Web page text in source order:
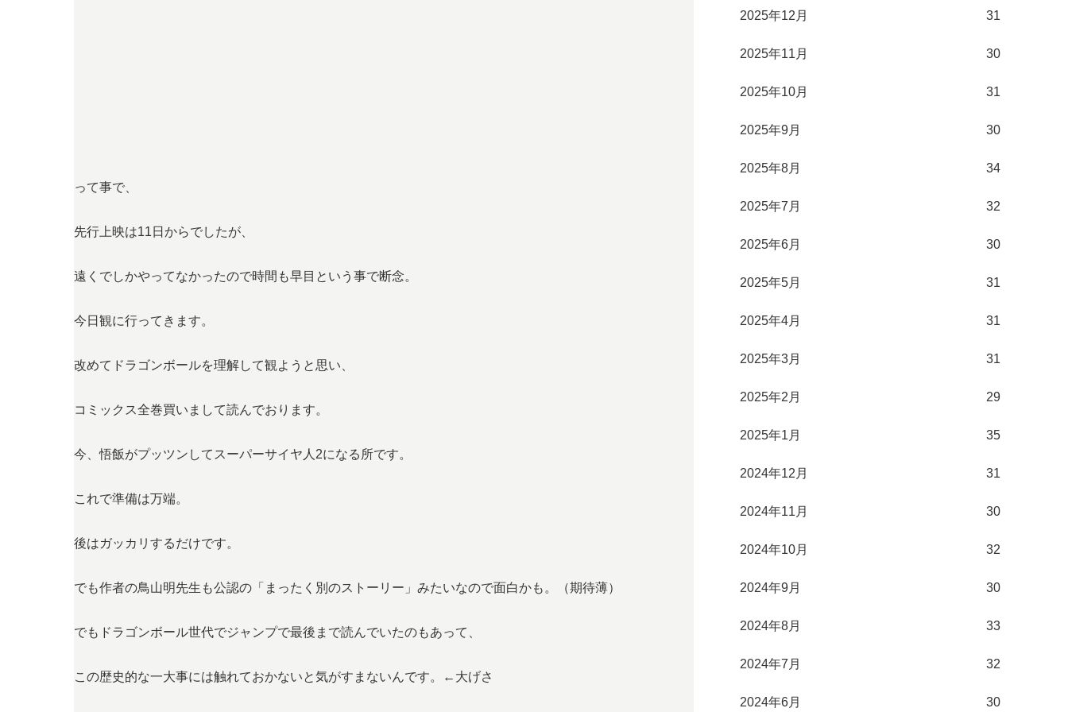
って事で、
先行上映は11日からでしたが、
遠くでしかやってなかったので時間も早目という事で断念。
今日観に行ってきます。
改めてドラゴンボールを理解して観ようと思い、
コミックス全巻買いまして読んでおります。
今、悟飯がプッツンしてスーパーサイヤ人2になる所です。
これで準備は万端。
後はガッカリするだけです。
でも作者の鳥山明先生も公認の「まったく別のストーリー」みたいなので面白かも。（期待薄）
でもドラゴンボール世代でジャンプで最後まで読んでいたのもあって、
この歴史的な一大事には触れておかないと気がすまないんです。←大げさ
2025年12月 31
2025年11月 30
2025年10月 31
2025年9月 30
2025年8月 34
2025年7月 32
2025年6月 30
2025年5月 31
2025年4月 31
2025年3月 31
2025年2月 29
2025年1月 35
2024年12月 31
2024年11月 30
2024年10月 32
2024年9月 30
2024年8月 33
2024年7月 32
2024年6月 30